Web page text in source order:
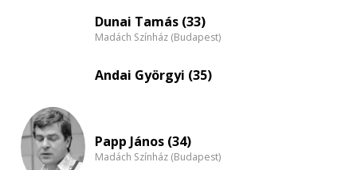
nagyítása
Dunai Tamás (33)
Madách Színház (Budapest)
Andai Györgyi (35)
Papp János (34)
Madách Színház (Budapest)